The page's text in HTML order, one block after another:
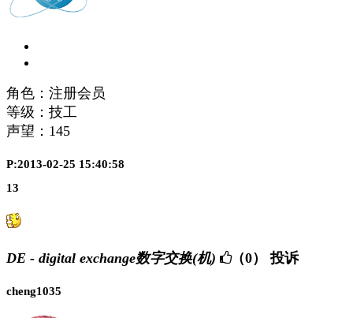
角色：注册会员
等级：技工
声望： 145
P:2013-02-25 15:40:58
13
DE - digital exchange数字交换(机) （0） 投诉
cheng1035